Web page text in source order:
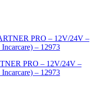
PRO – 12V/24V –
– 12973